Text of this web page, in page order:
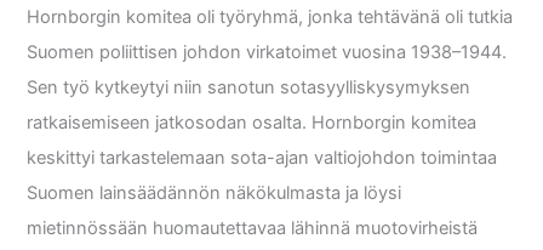
Hornborgin komitea oli työryhmä, jonka tehtävänä oli tutkia
Suomen poliittisen johdon virkatoimet vuosina 1938–1944.
Sen työ kytkeytyi niin sanotun sotasyylliskysymyksen
ratkaisemiseen jatkosodan osalta. Hornborgin komitea
keskittyi tarkastelemaan sota-ajan valtiojohdon toimintaa
Suomen lainsäädännön näkökulmasta ja löysi
mietinnössään huomautettavaa lähinnä muotovirheistä